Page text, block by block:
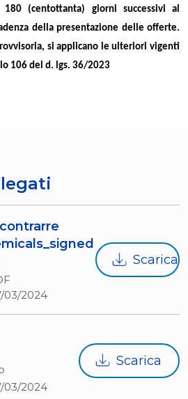
(centottanta) giorni successivi al
della presentazione delle offerte.
si applicano le ulteriori vigenti
106 del d. lgs. 36/2023
03/2024
Scarica
03/2024
Scarica